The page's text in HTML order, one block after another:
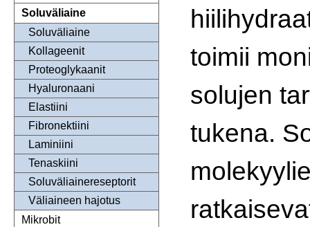
Soluväliaine
Soluväliaine
Kollageenit
Proteoglykaanit
Hyaluronaani
Elastiini
Fibronektiini
Laminiini
Tenaskiini
Soluväliainereseptorit
Väliaineen hajotus
Mikrobit
toimii
solujen
tukena.